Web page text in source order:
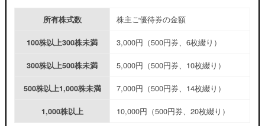
所有株式数 株主ご優待券の金額
100株以上300株未満 3,000円（500円券、6枚綴り）
300株以上500株未満 5,000円（500円券、10枚綴り）
500株以上1,000株未満 7,000円（500円券、14枚綴り）
1,000株以上 10,000円（500円券、20枚綴り）